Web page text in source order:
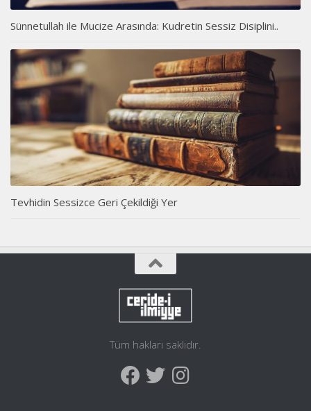
Sünnetullah ile Mucize Arasında: Kudretin Sessiz Disiplini..
Tevhidin Sessizce Geri Çekildiği Yer
Tüm hakları saklıdır.